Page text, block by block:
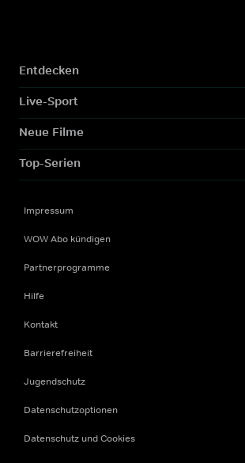
Entdecken
Live-Sport
Neue Filme
Top-Serien
Impressum
WOW Abo kündigen
Partnerprogramme
Hilfe
Kontakt
Barrierefreiheit
Jugendschutz
Datenschutzoptionen
Datenschutz und Cookies